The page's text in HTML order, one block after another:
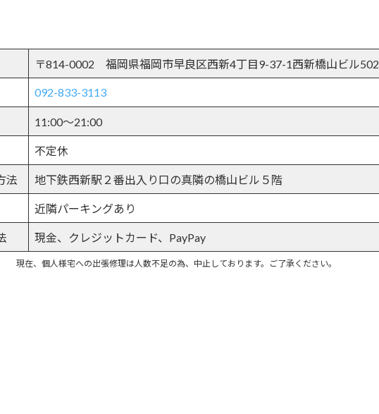
〒814-0002 福岡県福岡市早良区西新4丁目9-37-1西新橋山ビル502
092-833-3113
11:00～21:00
不定休
法 地下鉄西新駅２番出入り口の真隣の橋山ビル５階
近隣パーキングあり
現金、クレジットカード、PayPay
現在、個人様宅への出張修理は人数不足の為、中止しております。ご了承ください。